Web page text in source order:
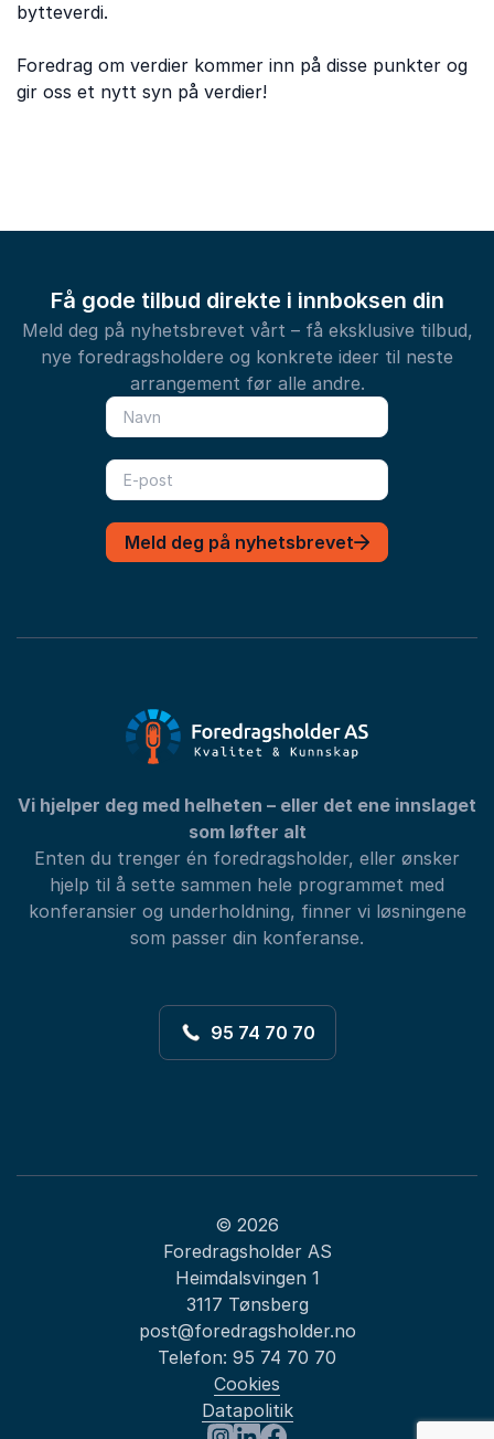
bytteverdi.
Foredrag om verdier kommer inn på disse punkter og
gir oss et nytt syn på verdier!
Få gode tilbud direkte i innboksen din
Meld deg på nyhetsbrevet vårt – få eksklusive tilbud,
nye foredragsholdere og konkrete ideer til neste
arrangement før alle andre.
Meld deg på nyhetsbrevet
Vi hjelper deg med helheten – eller det ene innslaget
som løfter alt
Enten du trenger én foredragsholder, eller ønsker
hjelp til å sette sammen hele programmet med
konferansier og underholdning, finner vi løsningene
som passer din konferanse.
95 74 70 70
© 2026
Foredragsholder AS
Heimdalsvingen 1
3117 Tønsberg
post@foredragsholder.no
Telefon: 95 74 70 70
Cookies
Datapolitik